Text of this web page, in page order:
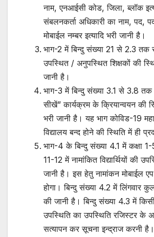
नाम, एनआईसी कोड, जिला, ब्लॉक
संबलनकर्ता अधिकारी का नाम, पद,
मोबाईल नम्बर इत्यादि भरी जानी है।
भाग-2 में बिन्दु संख्या 21 से 2.3 तक
उपस्थित / अनुपस्थित शिक्षकों की
जानी है।
भाग-3 में बिन्दु संख्या 3.1 से 3.8
सीखें” कार्यक्रम के क्रियान्वयन की
भरी जानी है। यह भाग कोविड-19
विद्यालय बन्द होने की स्थिति में ही
भाग-4 के बिन्दु संख्या 4.1 में कक्षा
11-12 में नामांकित विद्यार्थियों की
जानी है। इस हेतु नामांकन मोबाईल एप
होगा। बिन्दु संख्या 4.2 में लिंगवार
की जानी है। बिन्दु संख्या 4.3 में
उपस्थिति का उपस्थिति रजिस्टर के
सत्यापन कर सूचना इन्द्राज करनी है।